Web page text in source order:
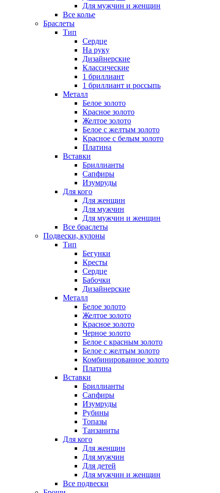
Для мужчин и женщин
Все колье
Браслеты
Тип
Сердце
На руку
Дизайнерские
Классические
1 бриллиант
1 бриллиант и россыпь
Металл
Белое золото
Красное золото
Желтое золото
Белое с желтым золото
Красное с белым золото
Платина
Вставки
Бриллианты
Сапфиры
Изумруды
Для кого
Для женщин
Для мужчин
Для мужчин и женщин
Все браслеты
Подвески, кулоны
Тип
Бегунки
Кресты
Сердце
Бабочки
Дизайнерские
Металл
Белое золото
Желтое золото
Красное золото
Черное золото
Белое с красным золото
Белое с желтым золото
Комбинированное золото
Платина
Вставки
Бриллианты
Сапфиры
Изумруды
Рубины
Топазы
Танзаниты
Для кого
Для женщин
Для мужчин
Для детей
Для мужчин и женщин
Все подвески